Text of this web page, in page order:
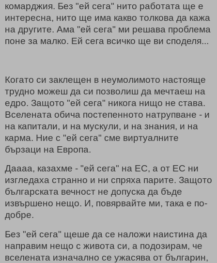
комарджия. Без "ей сега" нито работата ще е
интересна, нито ще има какво толкова да кажа
на другите. Ама "ей сега" ми решава проблема
поне за малко. Ей сега всичко ще ви споделя...
Когато си заклещен в неумолимото настояще
трудно можеш да си позволиш да мечтаеш на
едро. Защото "ей сега" никога нищо не става.
Вселената обича постепенното натрупване - и
на капитали, и на мускули, и на знания, и на
карма. Ние с "ей сега" сме виртуалните
бързаци на Европа.
Даааа, казахме - "ей сега" на ЕС, а от ЕС ни
изгледаха странно и ни спряха парите. Защото
българската вечност не допуска да бъде
извършено нещо. И, повярвайте ми, така е по-
добре.
Без "ей сега" щеше да се наложи наистина да
направим нещо с живота си, а подозирам, че
вселената изначално се ужасява от българин,